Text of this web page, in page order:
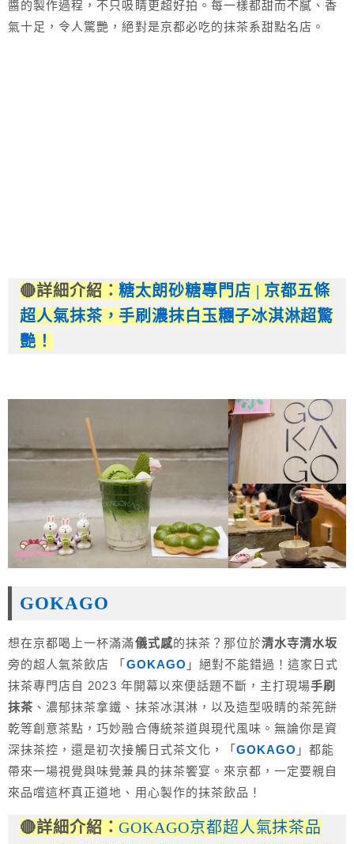
醬的製作過程，不只吸睛更超好拍。每一樣都甜而不膩、香
氣十足，令人驚艷，絕對是京都必吃的抹茶系甜點名店。
🔴詳細介紹：糖太朗砂糖專門店 | 京都五條
超人氣抹茶，手刷濃抹白玉糰子冰淇淋超驚
艷！
GOKAGO
想在京都喝上一杯滿滿儀式感的抹茶？那位於清水寺清水坂
旁的超人氣茶飲店 「 GOKAGO 」絕對不能錯過！這家日式
抹茶專門店自 2023 年開幕以來便話題不斷，主打現場手刷
抹茶 、濃郁抹茶拿鐵、抹茶冰淇淋，以及造型吸睛的茶筅餅
乾等創意茶點，巧妙融合傳統茶道與現代風味。無論你是資
深抹茶控，還是初次接觸日式茶文化，「 GOKAGO 」都能
帶來一場視覺與味覺兼具的抹茶饗宴。來京都，一定要親自
來品嚐這杯真正道地、用心製作的抹茶飲品！
🔴詳細介紹：GOKAGO京都超人氣抹茶品